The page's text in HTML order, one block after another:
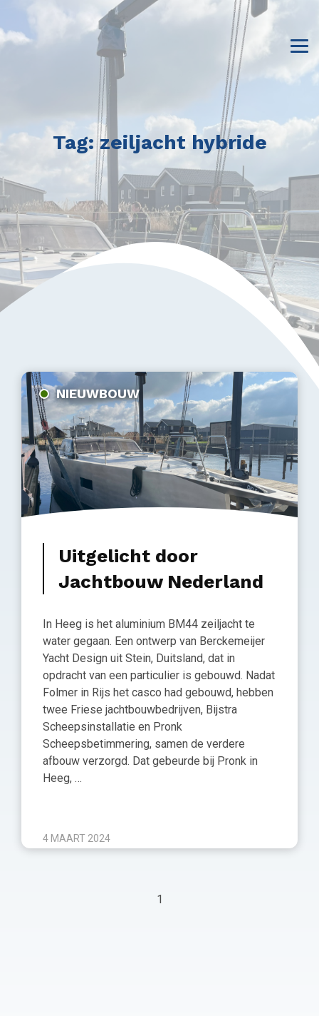
Tag:zeiljacht hybride
NIEUWBOUW
Uitgelicht door
Jachtbouw Nederland
In Heeg is het aluminium BM44 zeiljacht te
water gegaan. Een ontwerp van Berckemeijer
Yacht Design uit Stein, Duitsland, dat in
opdracht van een particulier is gebouwd. Nadat
Folmer in Rijs het casco had gebouwd, hebben
twee Friese jachtbouwbedrijven, Bijstra
Scheepsinstallatie en Pronk
Scheepsbetimmering, samen de verdere
afbouw verzorgd. Dat gebeurde bij Pronk in
Heeg, …
4 MAART 2024
1